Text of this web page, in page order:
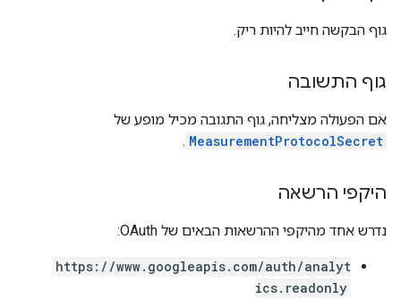
גוף הבקשה חייב להיות ריק.
גוף התשובה
אם הפעולה מצליחה, גוף התגובה מכיל מופע של
MeasurementProtocolSecret
.
היקפי הרשאה
נדרש אחד מהיקפי ההרשאות הבאים של OAuth:
https://www.googleapis.com/auth/analyt
ics.readonly